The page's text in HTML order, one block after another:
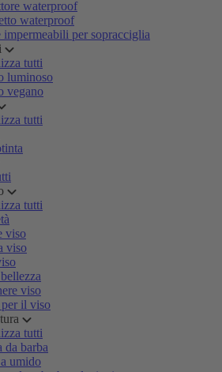
waterproof
waterproof
impermeabili per sopracciglia
tutti
luminoso
vegano
tutti
tutti
viso
viso
viso
per il viso
tutti
da barba
umido